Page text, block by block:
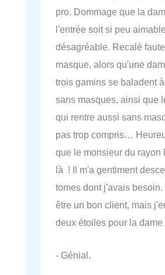
pro. Dommage que la
l'entrée soit si peu
désagréable. Recalé
masque, alors qu'une
trois gamins se baladent
sans masques, ainsi que
qui rentre aussi sans
pas trop compris…
que le monsieur du rayon
là ! Il m'a gentiment
tomes dont j'avais besoin.
être un bon client, mais
deux étoiles pour la dame
- Génial.